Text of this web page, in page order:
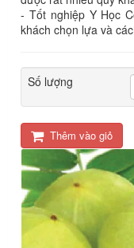
- Tốt nghiệp Y Học
khách chọn lựa và
Số lượng
Thêm vào giỏ